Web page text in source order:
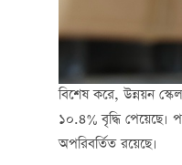
বিশেষ করে, উন্নয়ন
১০.৪% বৃদ্ধি
অপরিবর্তিত রয়েছে।